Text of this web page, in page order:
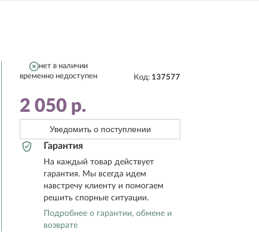
нет в наличии
временно недоступен
Код: 137577
2 050 р.
Уведомить о поступлении
Гарантия
На каждый товар действует
гарантия. Мы всегда идем
навстречу клиенту и помогаем
решить спорные ситуации.
Подробнее о гарантии, обмене и
возврате